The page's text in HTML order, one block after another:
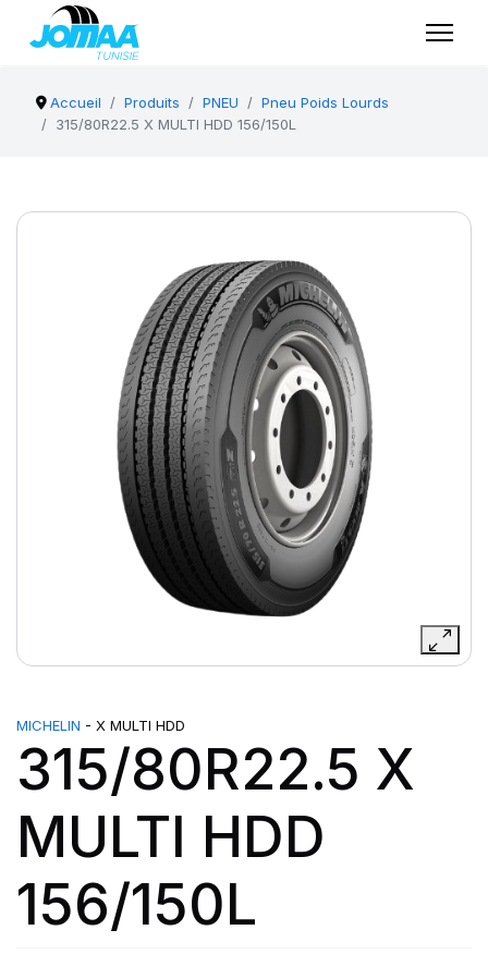
Accueil Produits PNEU
Pneu Poids Lourds
315/80R22.5 X MULTI HDD 156/150L
MICHELIN - X MULTI HDD
315/80R22.5 X
MULTI HDD
156/150L